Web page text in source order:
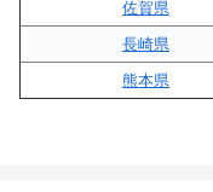
佐賀県
長崎県
熊本県